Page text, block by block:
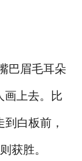
巴眉毛耳朵
画上去。比
到白板前，
获胜。